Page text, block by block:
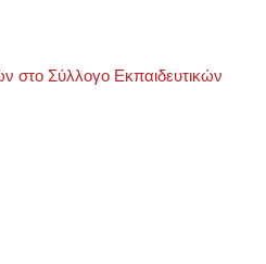
στο Σύλλογο Εκπαιδευτικών